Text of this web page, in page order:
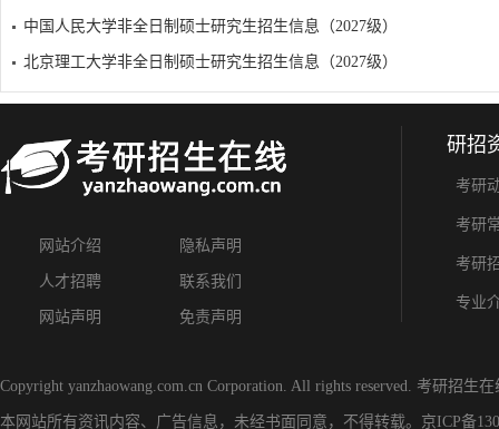
中国人民大学非全日制硕士研究生招生信息（2027级）
北京理工大学非全日制硕士研究生招生信息（2027级）
网站介绍 隐私声明
人才招聘 联系我们
网站声明 免责声明
研招
考研
考研
考研
专业
Copyright yanzhaowang.com.cn Corporation. All rights reserved. 考研招生在
本网站所有资讯内容、广告信息，未经书面同意，不得转载。 京ICP备